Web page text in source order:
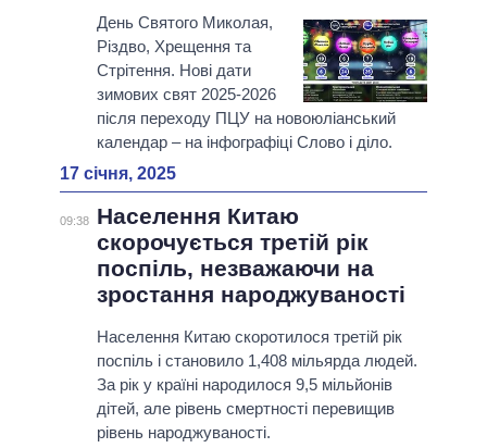
День Святого Миколая,
Різдво, Хрещення та
Стрітення. Нові дати
зимових свят 2025-2026
після переходу ПЦУ на новоюліанський
календар – на інфографіці Слово і діло.
17 січня, 2025
09:38
Населення Китаю
скорочується третій рік
поспіль, незважаючи на
зростання народжуваності
Населення Китаю скоротилося третій рік
поспіль і становило 1,408 мільярда людей.
За рік у країні народилося 9,5 мільйонів
дітей, але рівень смертності перевищив
рівень народжуваності.